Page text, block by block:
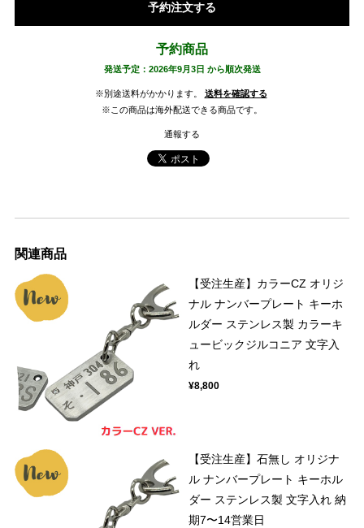
予約注文する
予約商品
発送予定：2026年9月3日 から順次発送
※別途送料がかかります。
送料を確認する
※この商品は海外配送できる商品です。
通報する
関連商品
【受注生産】カラーCZ オリジ
ナル ナンバープレート キーホ
ルダー ステンレス製 カラーキ
ュービックジルコニア 文字入
れ
¥8,800
【受注生産】石無し オリジナ
ル ナンバープレート キーホル
ダー ステンレス製 文字入れ 納
期7〜14営業日